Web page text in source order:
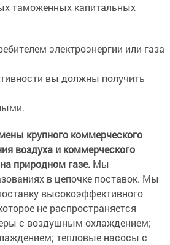
таможенных капитальных
электроэнергии или газа
вы должны получить
крупного коммерческого
воздуха и коммерческого
природном газе. Мы
в цепочке поставок. Мы
высокоэффективного
не распространяется
с воздушным охлаждением;
тепловые насосы с